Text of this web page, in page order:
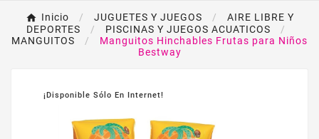
Inicio JUGUETES Y JUEGOS
AIRE LIBRE Y
DEPORTES
PISCINAS Y JUEGOS ACUATICOS
MANGUITOS
Manguitos Hinchables Frutas para Niños
Bestway
¡Disponible Sólo En Internet!